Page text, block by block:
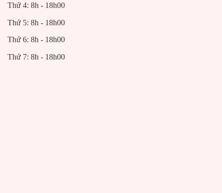
Thứ 4: 8h - 18h00
Thứ 5: 8h - 18h00
Thứ 6: 8h - 18h00
Thứ 7: 8h - 18h00